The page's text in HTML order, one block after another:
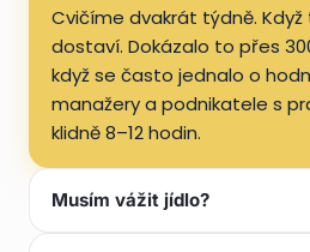
Cvičíme dvakrát týdně. Když
dostaví. Dokázalo to přes
když se často jednalo o
manažery a podnikatele s
klidně 8–12 hodin.
Musím vážit jídlo?